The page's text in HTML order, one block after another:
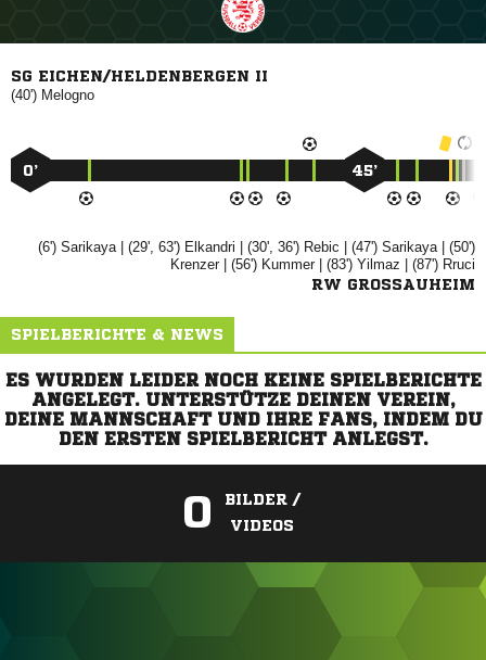
SG EICHEN/HELDENBERGEN II
(40') 
0’ 45’
(6') | (29', 63')  | (30', 36')  | (47') | (50')
| (56') | (83')  | (87') 
RW GROSSAUHEIM
SPIELBERICHTE & NEWS
ES WURDEN LEIDER NOCH KEINE SPIELBERICHTE
ANGELEGT. UNTERSTÜTZE DEINEN VEREIN,
DEINE MANNSCHAFT UND IHRE FANS, INDEM DU
DEN ERSTEN SPIELBERICHT ANLEGST.
0
BILDER /
VIDEOS